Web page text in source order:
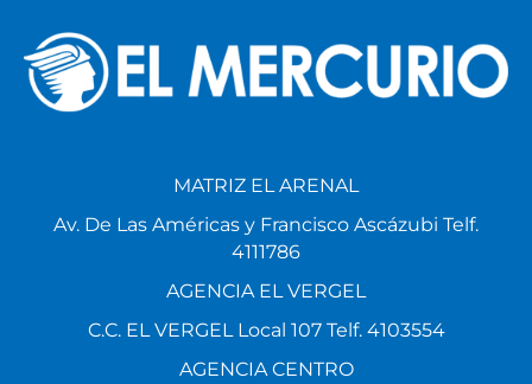
MATRIZ EL ARENAL
Av. De Las Américas y Francisco Ascázubi Telf.
4111786
AGENCIA EL VERGEL
C.C. EL VERGEL Local 107 Telf. 4103554
AGENCIA CENTRO